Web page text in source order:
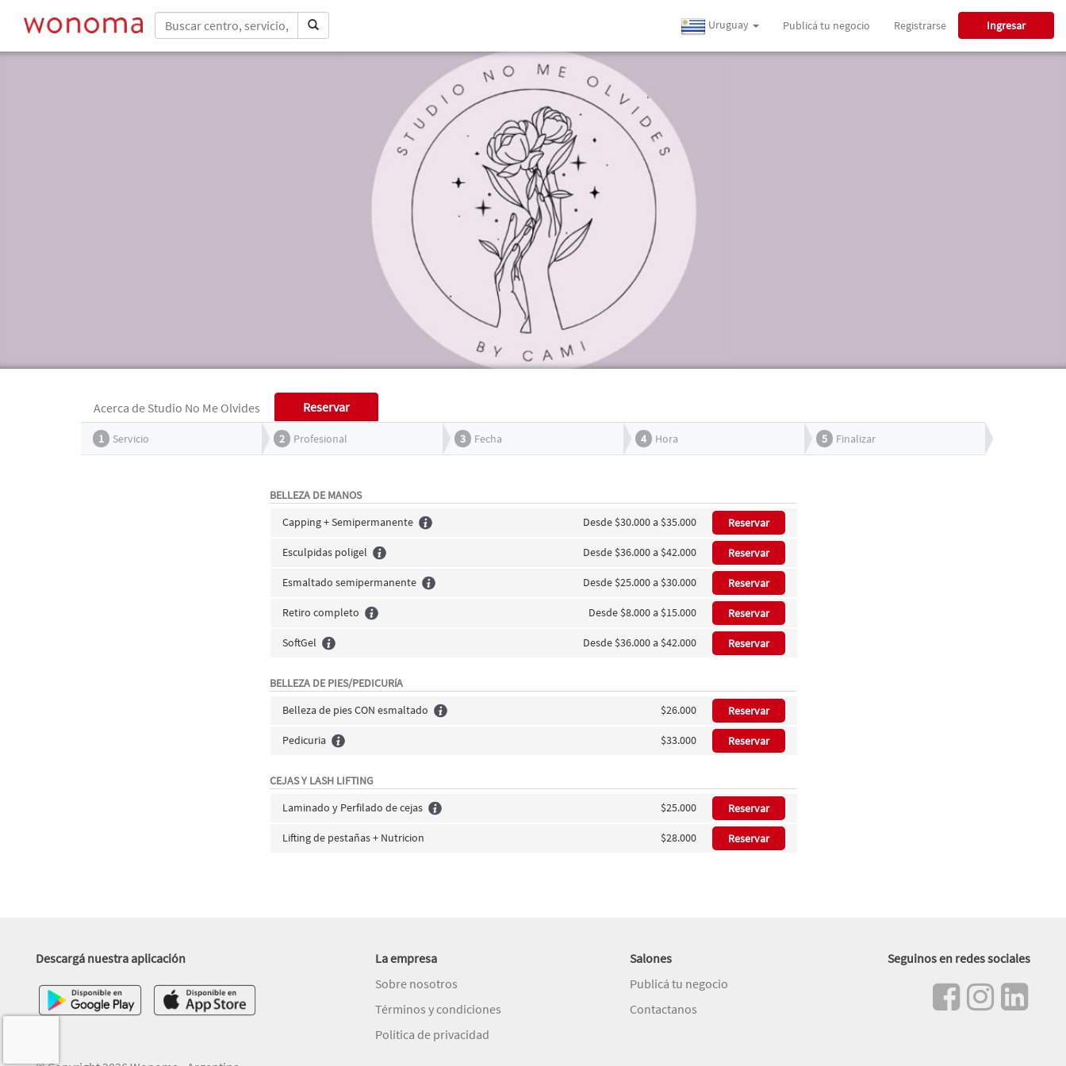
Uruguay Publicá tu negocio Registrarse Ingresar
Acerca de Studio No Me Olvides Reservar
1 Servicio 2 Profesional 3 Fecha 4 Hora 5 Finalizar
BELLEZA DE MANOS
Capping + Semipermanente
Desde $30.000 a $35.000 Reservar
Esculpidas poligel Desde $36.000 a $42.000 Reservar
Esmaltado semipermanente Desde $25.000 a $30.000 Reservar
Retiro completo Desde $8.000 a $15.000 Reservar
SoftGel Desde $36.000 a $42.000 Reservar
BELLEZA DE PIES/PEDICURíA
Belleza de pies CON esmaltado
$26.000 Reservar
Pedicuria $33.000 Reservar
CEJAS Y LASH LIFTING
Laminado y Perfilado de cejas
$25.000 Reservar
Lifting de pestañas + Nutricion $28.000 Reservar
Descargá nuestra aplicación
La empresa
Sobre nosotros
Términos y condiciones
Política de privacidad
Salones
Publicá tu negocio
Contactanos
Seguinos en redes sociales